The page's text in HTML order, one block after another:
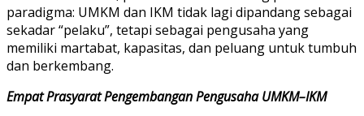
paradigma: UMKM dan IKM tidak lagi dipandang sebagai
sekadar “pelaku”, tetapi sebagai pengusaha yang
memiliki martabat, kapasitas, dan peluang untuk tumbuh
dan berkembang.
Empat Prasyarat Pengembangan Pengusaha UMKM–IKM